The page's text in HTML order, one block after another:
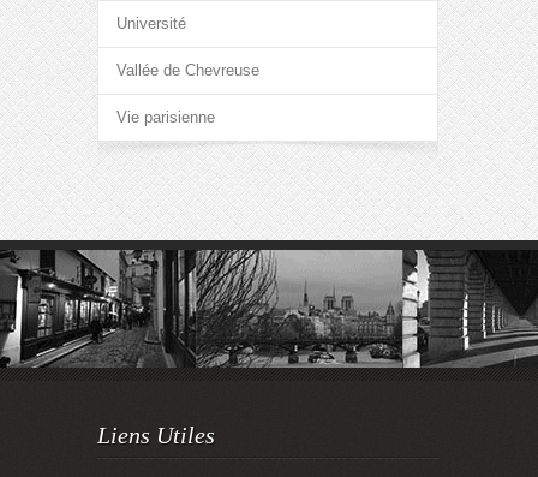
Université
Vallée de Chevreuse
Vie parisienne
Liens Utiles